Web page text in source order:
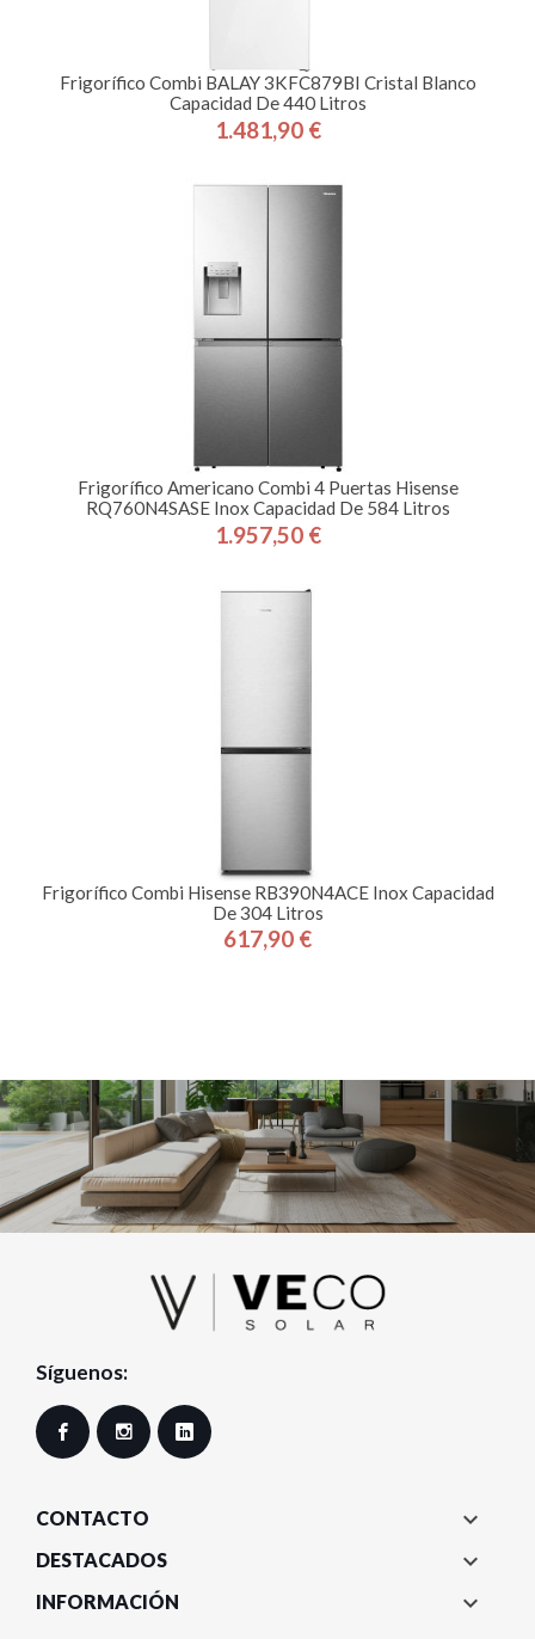
Frigorífico Combi BALAY 3KFC879BI Cristal Blanco
Capacidad De 440 Litros
Precio
1.481,90 €
Frigorífico Americano Combi 4 Puertas Hisense
RQ760N4SASE Inox Capacidad De 584 Litros
Precio
1.957,50 €
Frigorífico Combi Hisense RB390N4ACE Inox Capacidad
De 304 Litros
Precio
617,90 €
Síguenos:
Facebook Instagram
CONTACTO 
DESTACADOS 
INFORMACIÓN 